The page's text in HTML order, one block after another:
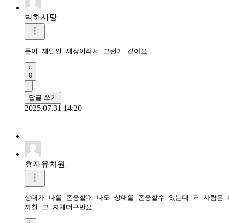
박하사탕
돈이 제일인 세상이라서 그런거 같아요
0
답글 쓰기
2025.07.31 14:20
효자유치원
상대가 나를 존중할때 나도 상대를 존중할수 있는데 저 사람